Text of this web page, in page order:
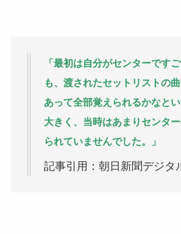
「最初は自分がセンターです
も、渡されたセットリストの
あって全部覚えられるかなと
大きく、当時はあまりセンタ
られていませんでした。」
記事引用：朝日新聞デジタ